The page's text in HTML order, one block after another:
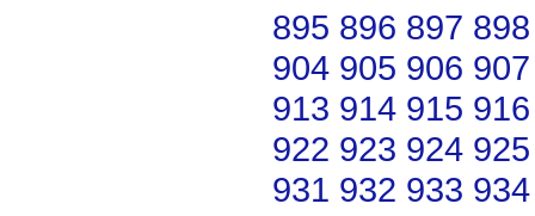
895 896 897 898
904 905 906 907
913 914 915 916
922 923 924 925
931 932 933 934